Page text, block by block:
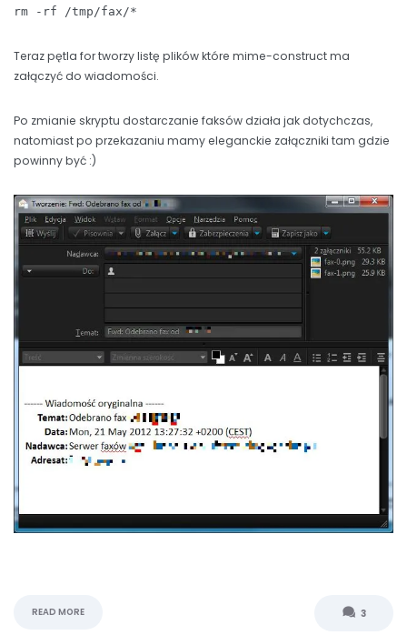
rm -rf /tmp/fax/*
Teraz pętla for tworzy listę plików które mime-construct ma
załączyć do wiadomości.
Po zmianie skryptu dostarczanie faksów działa jak dotychczas,
natomiast po przekazaniu mamy eleganckie załączniki tam gdzie
powinny być :)
READ MORE 3